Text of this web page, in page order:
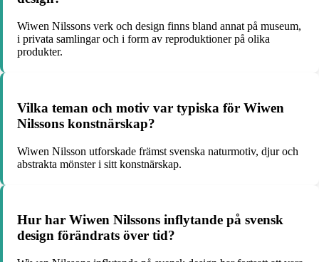
Wiwen Nilssons verk och design finns bland annat på museum,
i privata samlingar och i form av reproduktioner på olika
produkter.
Vilka teman och motiv var typiska för Wiwen
Nilssons konstnärskap?
Wiwen Nilsson utforskade främst svenska naturmotiv, djur och
abstrakta mönster i sitt konstnärskap.
Hur har Wiwen Nilssons inflytande på svensk
design förändrats över tid?